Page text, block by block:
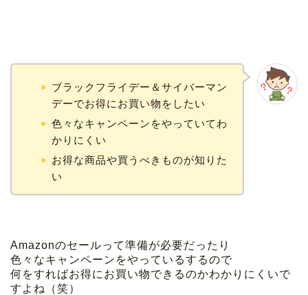
ブラックフライデー＆サイバーマン
デーでお得にお買い物をしたい
色々なキャンペーンをやっていてわ
かりにくい
お得な商品や買うべきものが知りた
い
Amazonのセールって準備が必要だったり
色々なキャンペーンをやっているするので
何をすればお得にお買い物できるのかわかりにくいで
すよね（笑）